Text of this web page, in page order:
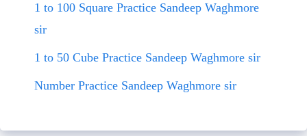
1 to 100 Square Practice Sandeep Waghmore
sir
1 to 50 Cube Practice Sandeep Waghmore sir
Number Practice Sandeep Waghmore sir